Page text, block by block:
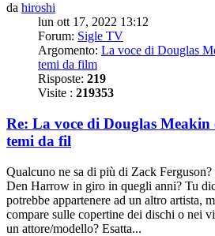
da hiroshi
lun ott 17, 2022 13:12
Forum: Sigle TV
Argomento: La voce di Douglas
temi da film
Risposte: 219
Visite : 219353
Re: La voce di Douglas Meakin
temi da fil
Qualcuno ne sa di più di Zack
Den Harrow in giro in quegli anni? Tu
potrebbe appartenere ad un altro artista,
compare sulle copertine dei dischi o nei
un attore/modello? Esatta...